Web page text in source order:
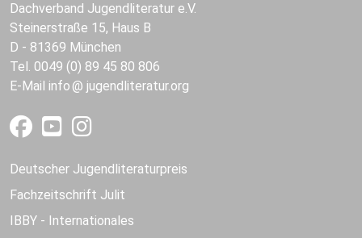
Dachverband Jugendliteratur e.V.
Steinerstraße 15, Haus B
D - 81369 München
Tel. 0049 (0) 89 45 80 806
E-Mail info jugendliteratur.org
Deutscher Jugendliteraturpreis
Fachzeitschrift Julit
IBBY - Internationales